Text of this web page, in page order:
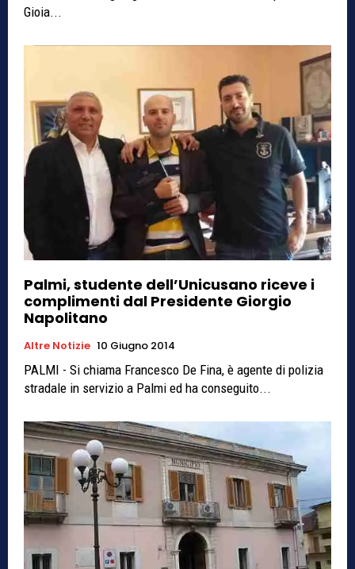
Gioia...
Palmi, studente dell’Unicusano riceve i
complimenti dal Presidente Giorgio
Napolitano
Altre Notizie 10 Giugno 2014
PALMI - Si chiama Francesco De Fina, è agente di polizia
stradale in servizio a Palmi ed ha conseguito...